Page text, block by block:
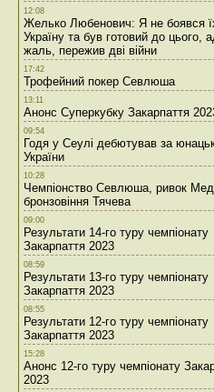
12:08
Желько Любенович: Я не боявся
Україну та був готовий до цього,
жаль, пережив дві війни
17:42
Трофейний покер Севлюша
13:11
Анонс Суперкубку Закарпаття
09:54
Годя у Сеулі дебютував за
України
10:28
Чемпіонство Севлюша, ривок
бронзовіння Тячева
09:00
Результати 14-го туру чемпіонату
Закарпаття 2023
08:59
Результати 13-го туру чемпіонату
Закарпаття 2023
08:55
Результати 12-го туру чемпіонату
Закарпаття 2023
15:28
Анонс 12-го туру чемпіонату
2023